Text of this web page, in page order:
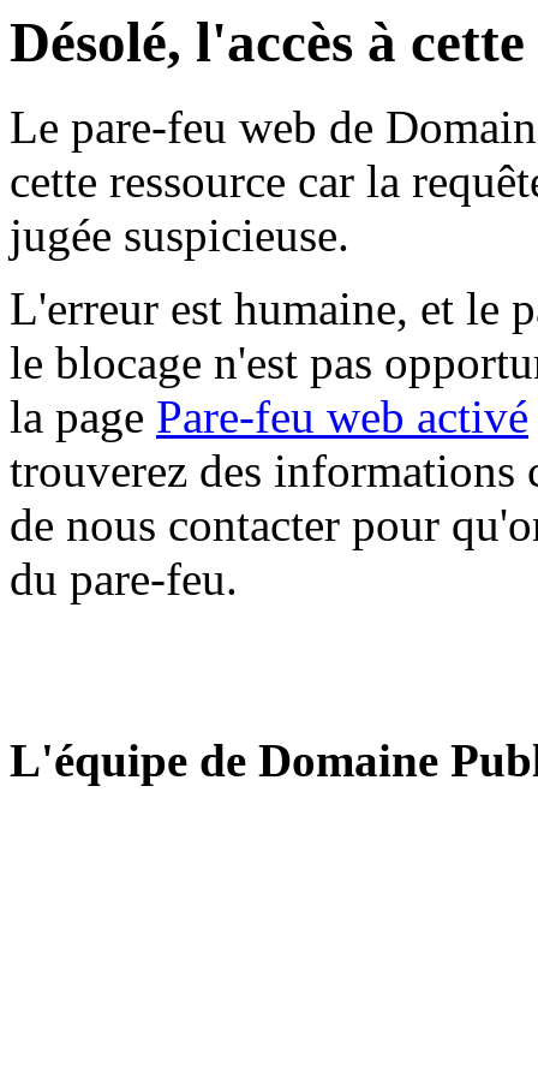
Désolé, l'accès à
Le pare-feu web de
cette ressource car la
jugée suspicieuse.
L'erreur est humaine, et le
le blocage n'est pas
la page Pare-feu web activé
trouverez des informations
de nous contacter pour
du pare-feu.
L'équipe de Domaine